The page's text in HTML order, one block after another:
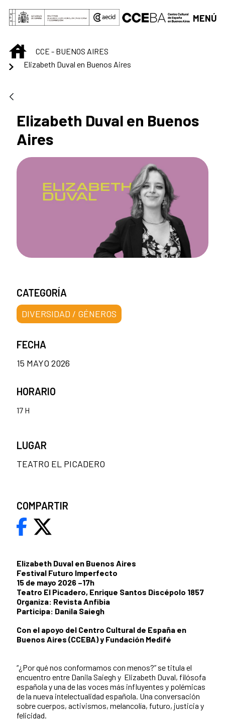
Saltar al contenido principal
MENÚ
INICIOCCE - BUENOS AIRES
Elizabeth Duval en Buenos Aires
Elizabeth Duval en Buenos
Aires
Elizabeth Duval en Buenos Aires
Festival Futuro Imperfecto
15 de mayo 2026 –17h
Teatro El Picadero, Enrique Santos Discépolo 1857
Organiza: Revista Anfibia
Participa: Danila Saiegh
Con el apoyo del Centro Cultural de España en
Buenos Aires (CCEBA) y Fundación Medifé
“¿Por qué nos conformamos con menos?” se titula el
encuentro entre Danila Saiegh y Elizabeth Duval, filósofa
española y una de las voces más influyentes y polémicas
de la nueva intelectualidad española. Una conversación
sobre cuerpos, activismos, melancolía, futuro, justicia y
felicidad.
CATEGORÍA
DIVERSIDAD / GÉNEROS
FECHA
15 MAYO 2026
HORARIO
17 H
LUGAR
TEATRO EL PICADERO
COMPARTIR